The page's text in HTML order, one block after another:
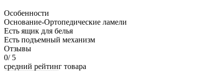
Особенности
Основание-Ортопедические ламели
Есть ящик для белья
Есть подъемный механизм
Отзывы
0/ 5
средний рейтинг товара